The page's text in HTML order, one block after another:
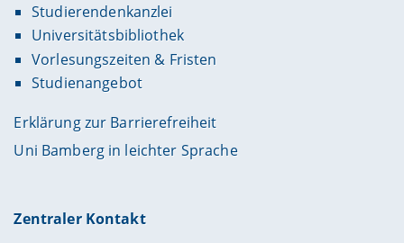
Studierendenkanzlei
Universitätsbibliothek
Vorlesungszeiten & Fristen
Studienangebot
Erklärung zur Barrierefreiheit
Uni Bamberg in leichter Sprache
Zentraler Kontakt